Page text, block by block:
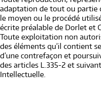
adaptation de tout ou partie
le moyen ou le procédé
écrite préalable de Dorlet et
Toute exploitation non
des éléments qu’il contient
d’une contrefaçon et
des articles L.335-2 et
Intellectuelle.